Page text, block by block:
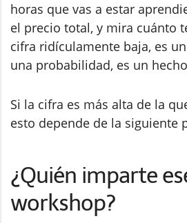
horas que vas a estar
el precio total, y mira cuánto
cifra ridículamente baja, es
una probabilidad, es un
Si la cifra es más alta de la
esto depende de la siguiente
¿Quién imparte
workshop?